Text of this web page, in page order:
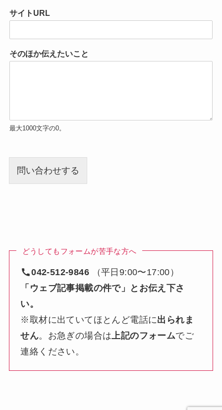
サイトURL
そのほか伝えたいこと
最大1000文字の0。
問い合わせする
どうしてもフォームが苦手な方へ
042-512-9846 （平日9:00〜17:00）
「ウェブ記事掲載の件で」とお伝え下さ
い。
※取材に出ていてほとんど電話に出られま
せん。お急ぎの場合は 上記のフォームでご
連絡ください。